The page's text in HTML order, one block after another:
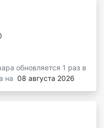
обновляется 1 раз в
на 08 августа 2026